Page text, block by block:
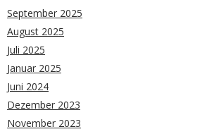
September 2025
August 2025
Juli 2025
Januar 2025
Juni 2024
Dezember 2023
November 2023